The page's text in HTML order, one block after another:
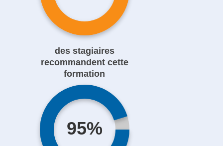
des stagiaires
recommandent cette
formation
95%